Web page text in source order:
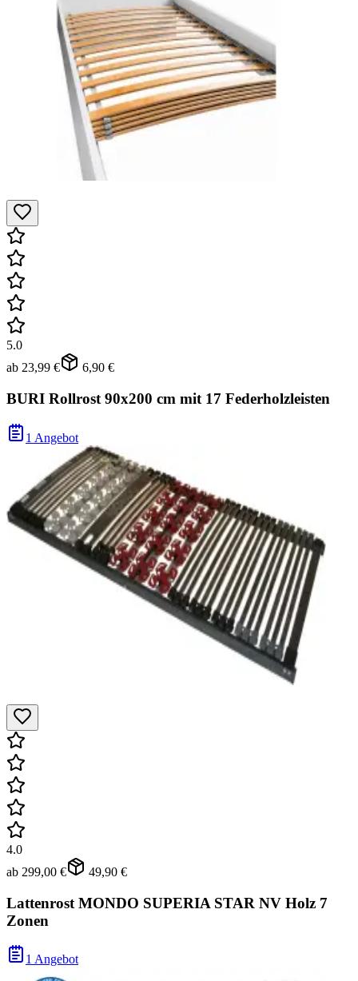
5.0
ab 23,99 € 6,90 €
BURI Rollrost 90x200 cm mit 17 Federholzleisten
1 Angebot
4.0
ab 299,00 € 49,90 €
Lattenrost MONDO SUPERIA STAR NV Holz 7
Zonen
1 Angebot